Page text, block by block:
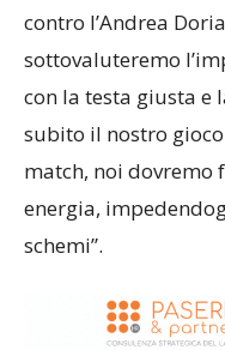
contro l’Andrea
sottovaluteremo
con la testa giusta e
subito il nostro
match, noi dovremo
energia,
schemi”.